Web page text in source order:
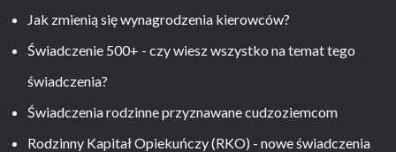
Jak zmienią się wynagrodzenia kierowców?
Świadczenie 500+ - czy wiesz wszystko na temat tego
świadczenia?
Świadczenia rodzinne przyznawane cudzoziemcom
Rodzinny Kapitał Opiekuńczy (RKO) - nowe świadczenia